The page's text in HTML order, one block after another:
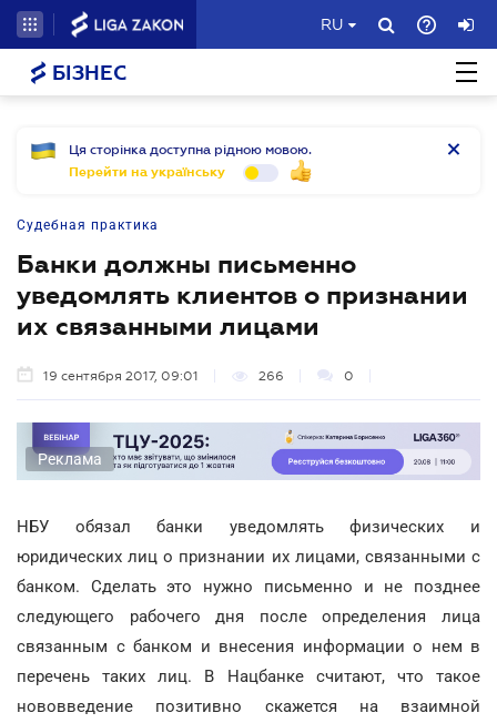
RU
БІЗНЕС
Ця сторінка доступна рідною мовою.
Перейти на українську
Судебная практика
Банки должны письменно
уведомлять клиентов о признании
их связанными лицами
19 сентября 2017, 09:01 266 0
Реклама
НБУ обязал банки уведомлять физических и
юридических лиц о признании их лицами, связанными с
банком. Сделать это нужно письменно и не позднее
следующего рабочего дня после определения лица
связанным с банком и внесения информации о нем в
перечень таких лиц. В Нацбанке считают, что такое
нововведение позитивно скажется на взаимной